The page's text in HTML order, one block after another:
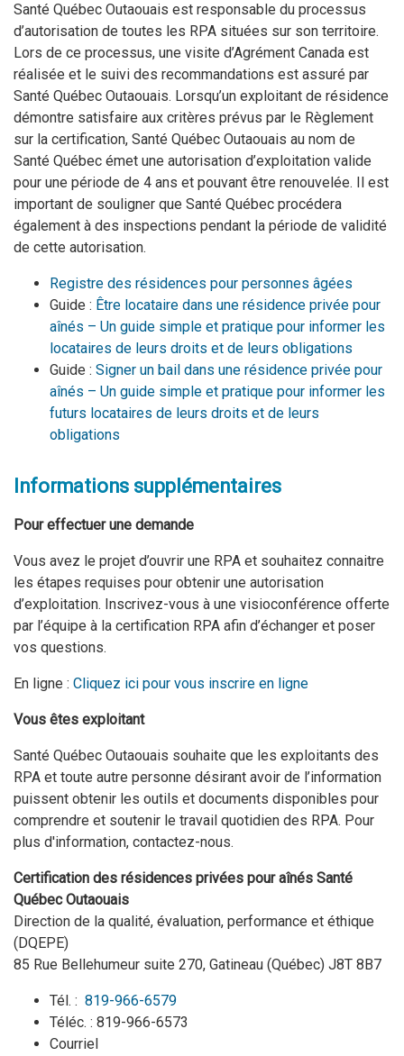
Santé Québec Outaouais est responsable du processus
d’autorisation de toutes les RPA situées sur son territoire.
Lors de ce processus, une visite d’Agrément Canada est
réalisée et le suivi des recommandations est assuré par
Santé Québec Outaouais. Lorsqu’un exploitant de résidence
démontre satisfaire aux critères prévus par le Règlement
sur la certification, Santé Québec Outaouais au nom de
Santé Québec émet une autorisation d’exploitation valide
pour une période de 4 ans et pouvant être renouvelée. Il est
important de souligner que Santé Québec procédera
également à des inspections pendant la période de validité
de cette autorisation.
Registre des résidences pour personnes âgées
Guide : Être locataire dans une résidence privée pour
aînés – Un guide simple et pratique pour informer les
locataires de leurs droits et de leurs obligations
Guide : Signer un bail dans une résidence privée pour
aînés – Un guide simple et pratique pour informer les
futurs locataires de leurs droits et de leurs
obligations
Informations supplémentaires
Pour effectuer une demande
Vous avez le projet d’ouvrir une RPA et souhaitez connaitre
les étapes requises pour obtenir une autorisation
d’exploitation. Inscrivez-vous à une visioconférence offerte
par l’équipe à la certification RPA afin d’échanger et poser
vos questions.
En ligne : Cliquez ici pour vous inscrire en ligne
Vous êtes exploitant
Santé Québec Outaouais souhaite que les exploitants des
RPA et toute autre personne désirant avoir de l’information
puissent obtenir les outils et documents disponibles pour
comprendre et soutenir le travail quotidien des RPA. Pour
plus d'information, contactez-nous.
Certification des résidences privées pour aînés Santé
Québec Outaouais
Direction de la qualité, évaluation, performance et éthique
(DQEPE)
85 Rue Bellehumeur suite 270, Gatineau (Québec) J8T 8B7
Tél. : 819-966-6579
Téléc. : 819-966-6573
Courriel